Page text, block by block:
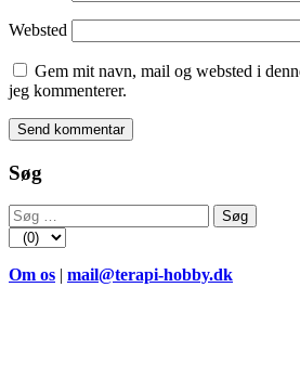
Websted
Gem mit navn, mail og websted i
jeg kommenterer.
Søg
Søg
efter:
Om os | mail@terapi-hobby.dk